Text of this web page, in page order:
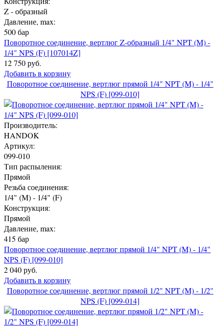
Z - образный
Давление, max:
500 бар
Поворотное соединение, вертлюг Z-образный 1/4" NPT (M) -
1/4" NPS (F) [107014Z]
12 750 руб.
Добавить в корзину
Поворотное соединение, вертлюг прямой 1/4" NPT (M) - 1/4"
NPS (F) [099-010]
Производитель:
HANDOK
Артикул:
099-010
Тип распыления:
Прямой
Резьба соединения:
1/4" (M) - 1/4" (F)
Конструкция:
Прямой
Давление, max:
415 бар
Поворотное соединение, вертлюг прямой 1/4" NPT (M) - 1/4"
NPS (F) [099-010]
2 040 руб.
Добавить в корзину
Поворотное соединение, вертлюг прямой 1/2" NPT (M) - 1/2"
NPS (F) [099-014]